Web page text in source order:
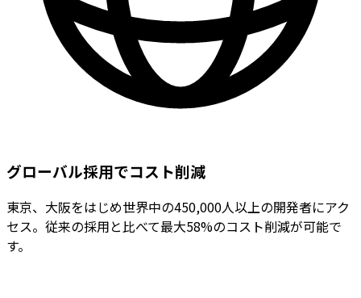
グローバル採用でコスト削減
東京、大阪をはじめ世界中の450,000人以上の開発者にアク
セス。従来の採用と比べて最大58%のコスト削減が可能で
す。